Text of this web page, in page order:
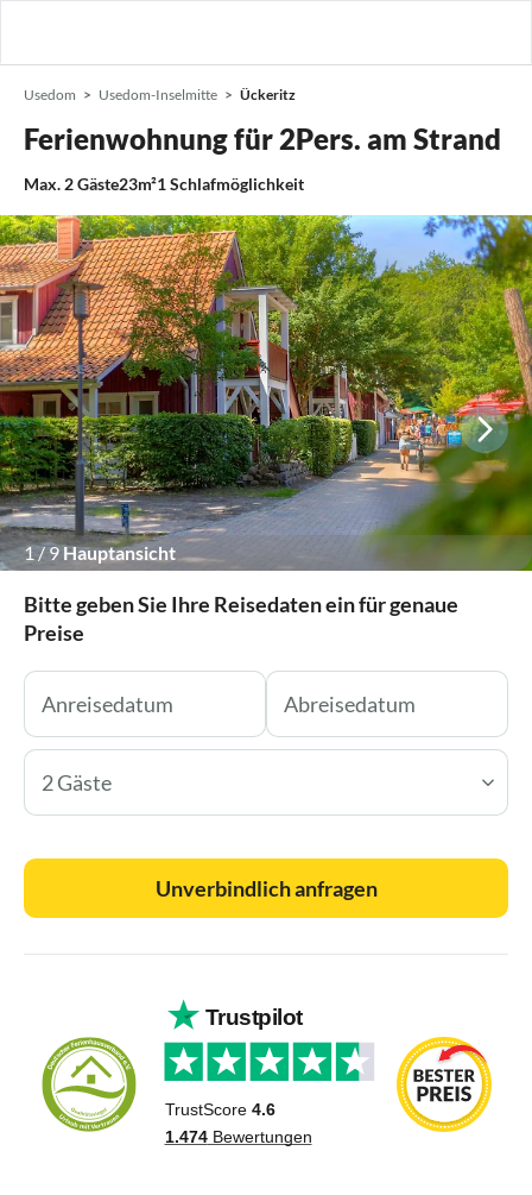
Usedom Usedom-Inselmitte Ückeritz
Ferienwohnung für 2Pers. am Strand
Max. 2Gäste23m²1Schlafmöglichkeit
1/9Hauptansicht
Bitte geben Sie Ihre Reisedaten ein für genaue
Preise
2 Gäste
Unverbindlich anfragen